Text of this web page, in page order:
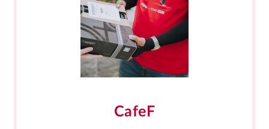
CafeF